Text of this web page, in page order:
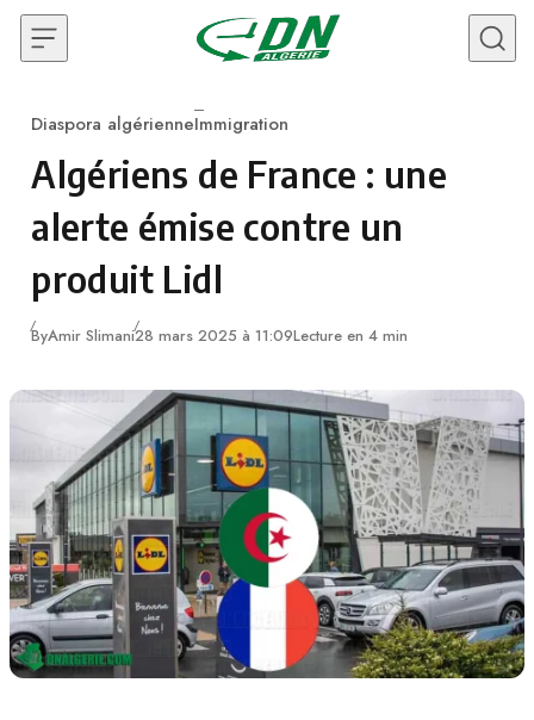
Skip to content
Category
Diaspora algérienneImmigration
Algériens de France : une
alerte émise contre un
produit Lidl
ByAmir Slimani28 mars 2025 à 11:09Lecture en 4 min